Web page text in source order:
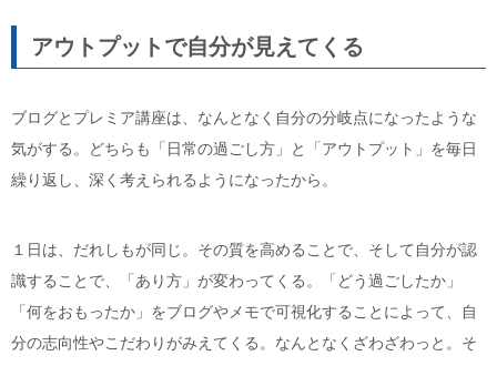
アウトプットで自分が見えてくる
ブログとプレミア講座は、なんとなく自分の分岐点になったような
気がする。どちらも「日常の過ごし方」と「アウトプット」を毎日
繰り返し、深く考えられるようになったから。
１日は、だれしもが同じ。その質を高めることで、そして自分が認
識することで、「あり方」が変わってくる。「どう過ごしたか」
「何をおもったか」をブログやメモで可視化することによって、自
分の志向性やこだわりがみえてくる。なんとなくざわざわっと。そ